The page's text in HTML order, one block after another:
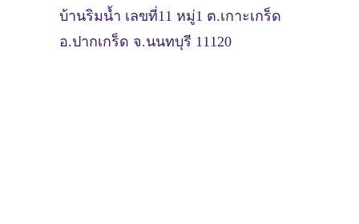
บ้านริมน้ำ เลขที่11 หมู่1 ต.เกาะเกร็ด
อ.ปากเกร็ด จ.นนทบุรี 11120